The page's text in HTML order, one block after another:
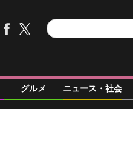
グルメ ニュース・社会